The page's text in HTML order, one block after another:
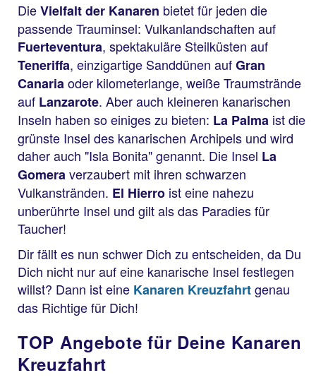
DieVielfalt der Kanaren bietet für jeden die
passende Trauminsel: Vulkanlandschaften auf
Fuerteventura, spektakuläre Steilküsten auf
Teneriffa, einzigartige Sanddünen aufGran
Canariaoder kilometerlange, weiße Traumstrände
auf Lanzarote. Aber auch kleineren kanarischen
Inseln haben so einiges zu bieten: La Palma ist die
grünste Insel des kanarischen Archipels und wird
daher auch "Isla Bonita" genannt. Die Insel La
Gomeraverzaubert mit ihren schwarzen
Vulkanstränden. El Hierro ist eine nahezu
unberührte Insel und gilt als das Paradies für
Taucher!
Dir fällt es nun schwer Dich zu entscheiden, da Du
Dich nicht nur auf eine kanarische Insel festlegen
willst? Dann ist eine Kanaren Kreuzfahrtgenau
das Richtige für Dich!
TOP Angebote für Deine Kanaren
Kreuzfahrt